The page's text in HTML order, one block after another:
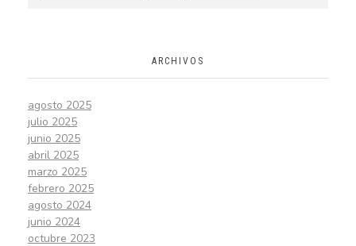
ARCHIVOS
agosto 2025
julio 2025
junio 2025
abril 2025
marzo 2025
febrero 2025
agosto 2024
junio 2024
octubre 2023